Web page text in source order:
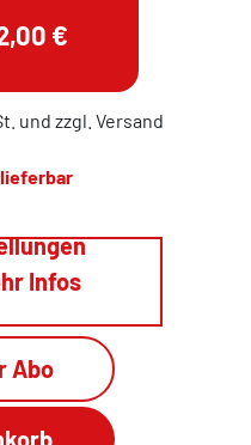
€
und zzgl. Versand
Infos
Abo